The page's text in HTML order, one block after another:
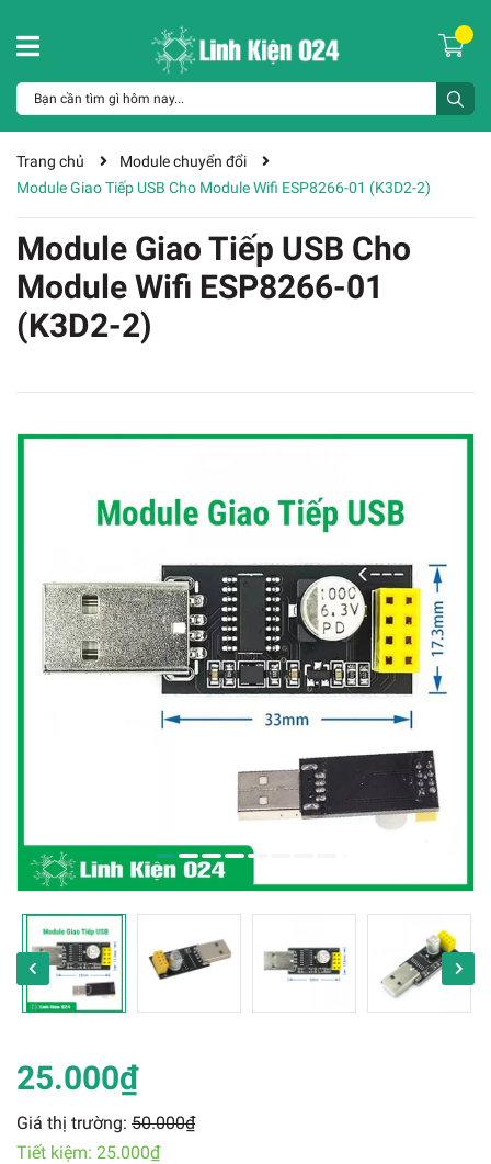
Trang chủ
Module chuyển đổi
Module Giao Tiếp USB Cho Module Wifi ESP8266-01 (K3D2-2)
Module Giao Tiếp USB Cho
Module Wifi ESP8266-01
(K3D2-2)
25.000₫
Giá thị trường: 50.000₫
Tiết kiệm: 25.000₫